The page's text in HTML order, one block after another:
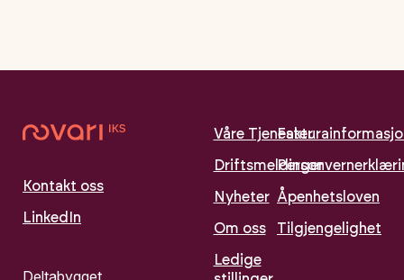
Kontakt oss
LinkedIn
Våre Tjenester
Driftsmeldinger
Nyheter
Om oss
Ledige
Åpenhetsloven
Tilgjengelighet